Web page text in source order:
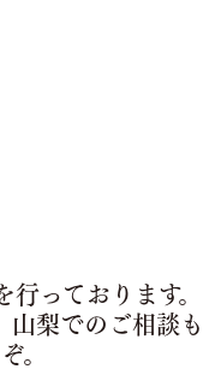
っております。
梨でのご相談も
。